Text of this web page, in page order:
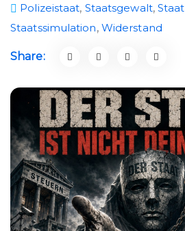
Polizeistaat, Staatsgewalt,
Staatssimulation, Widerstand
Share: